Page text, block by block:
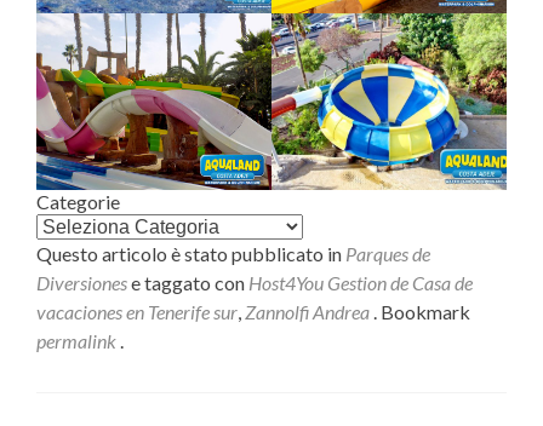
Categorie
Questo articolo è stato pubblicato in Parques de
Diversionese taggato con Host4You Gestion de Casa de
vacaciones en Tenerife sur, Zannolfi Andrea . Bookmark
permalink .